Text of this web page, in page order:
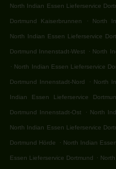
North Indian Essen Lieferservice
Dortmund Kaiserbrunnen . North
North Indian Essen Lieferservice
Dortmund Innenstadt-West . North
. North Indian Essen Lieferservice
Dortmund Innenstadt-Nord . North
Indian Essen Lieferservice
Dortmund Innenstadt-Ost . North
North Indian Essen Lieferservice
Dortmund Hörde . North Indian
Essen Lieferservice Dortmund .